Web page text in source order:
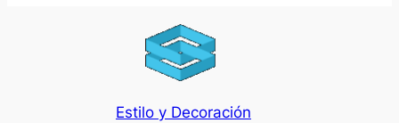
Estilo y Decoración